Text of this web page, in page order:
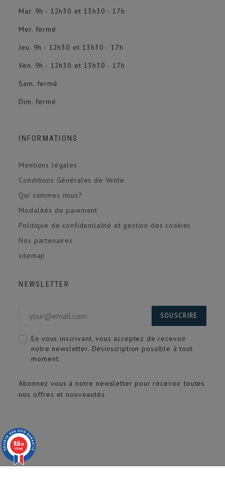
Mar. 9h - 12h30 et 13h30 - 17h
Mer. fermé
Jeu. 9h - 12h30 et 13h30 - 17h
Ven. 9h - 12h30 et 13h30 - 17h
Sam. fermé
Dim. fermé
INFORMATIONS
Mentions légales
Conditions Générales de Vente
Qui sommes nous?
Modalités de paiement
Politique de confidentialité et gestion des cookies
Nos partenaires
sitemap
NEWSLETTER
Abonnez vous à notre newsletter pour recevoir toutes
nos offres et nouveautés.
SOUSCRIRE
En vous inscrivant, vous acceptez de recevoir
notre newsletter. Désinscription possible à tout
moment.
9.5/10
618 avis